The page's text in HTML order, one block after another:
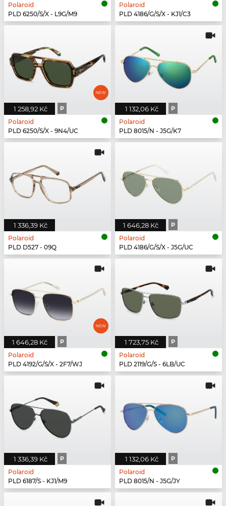
Polaroid
PLD 6250/S/X - L9G/M9
Polaroid
PLD 4186/G/S/X - KJ1/C3
1 258,92 Kč P
Polaroid
PLD 6250/S/X - 9N4/UC
1 132,06 Kč P
Polaroid
PLD 8015/N - J5G/K7
1 336,39 Kč
Polaroid
PLD D527 - 09Q
1 646,28 Kč P
Polaroid
PLD 4186/G/S/X - J5G/UC
1 646,28 Kč P
Polaroid
PLD 4192/G/S/X - 2F7/WJ
1 723,75 Kč P
Polaroid
PLD 2119/G/S - 6LB/UC
1 336,39 Kč P
Polaroid
PLD 6187/S - KJ1/M9
1 132,06 Kč P
Polaroid
PLD 8015/N - J5G/JY